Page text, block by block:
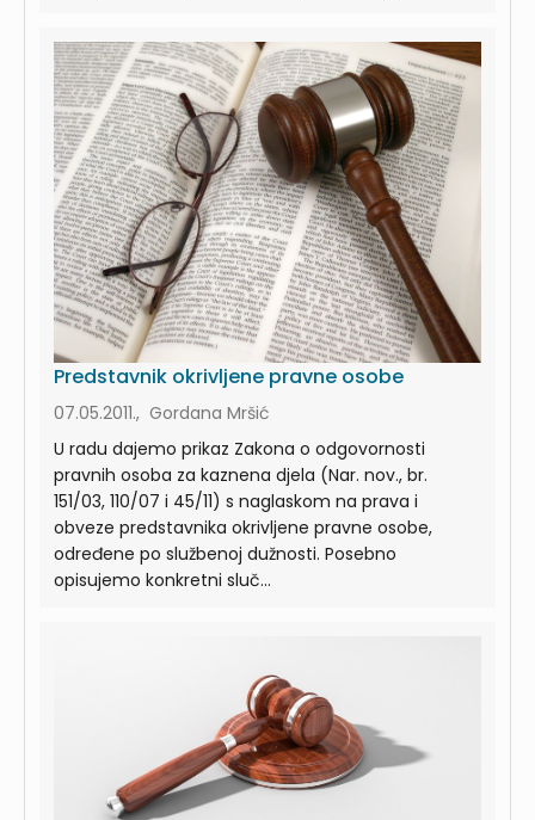
Predstavnik okrivljene pravne osobe
07.05.2011., Gordana Mršić
U radu dajemo prikaz Zakona o odgovornosti
pravnih osoba za kaznena djela (Nar. nov., br.
151/03, 110/07 i 45/11) s naglaskom na prava i
obveze predstavnika okrivljene pravne osobe,
određene po službenoj dužnosti. Posebno
opisujemo konkretni sluč...